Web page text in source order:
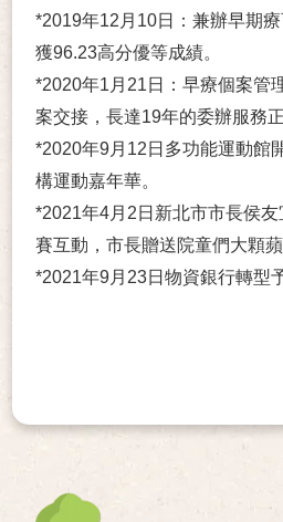
*2019年12月10日：兼辦早期
獲96.23高分優等成績。
*2020年1月21日：早療個案管
案交接，長達19年的委辦服務
*2020年9月12日多功能運動館
構運動嘉年華。
*2021年4月2日新北市市長侯
賽互動，市長贈送院童們大顆
*2021年9月23日物資銀行轉型